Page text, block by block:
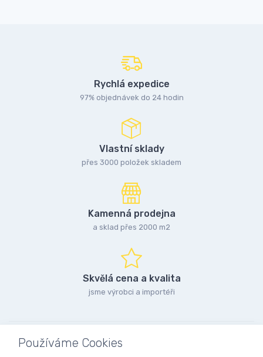
Rychlá expedice
97% objednávek do 24 hodin
Vlastní sklady
přes 3000 položek skladem
Kamenná prodejna
a sklad přes 2000 m2
Skvělá cena a kvalita
jsme výrobci a importéři
Používáme Cookies